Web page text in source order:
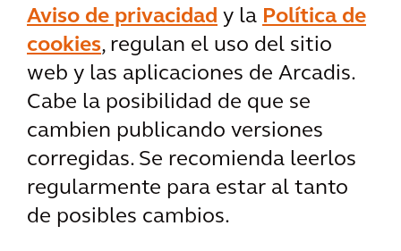
Aviso de privacidad y la Política de
cookies, regulan el uso del sitio
web y las aplicaciones de Arcadis.
Cabe la posibilidad de que se
cambien publicando versiones
corregidas. Se recomienda leerlos
regularmente para estar al tanto
de posibles cambios.